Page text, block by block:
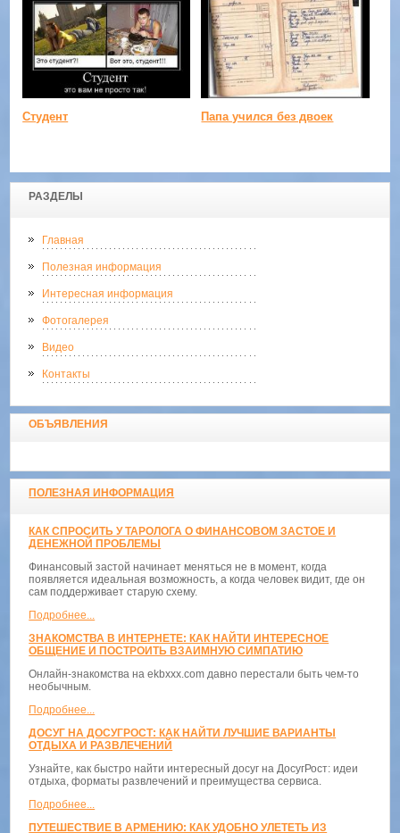
РАЗДЕЛЫ
Главная
Полезная информация
Интересная информация
Фотогалерея
Видео
Контакты
ОБЪЯВЛЕНИЯ
ПОЛЕЗНАЯ ИНФОРМАЦИЯ
КАК СПРОСИТЬ У ТАРОЛОГА О ФИНАНСОВОМ ЗАСТОЕ И
ДЕНЕЖНОЙ ПРОБЛЕМЫ
Финансовый застой начинает меняться не в момент, когда
появляется идеальная возможность, а когда человек видит, где он
сам поддерживает старую схему.
Подробнее...
ЗНАКОМСТВА В ИНТЕРНЕТЕ: КАК НАЙТИ ИНТЕРЕСНОЕ
ОБЩЕНИЕ И ПОСТРОИТЬ ВЗАИМНУЮ СИМПАТИЮ
Онлайн-знакомства на ekbxxx.com давно перестали быть чем-то
необычным.
Подробнее...
ДОСУГ НА ДОСУГРОСТ: КАК НАЙТИ ЛУЧШИЕ ВАРИАНТЫ
ОТДЫХА И РАЗВЛЕЧЕНИЙ
Узнайте, как быстро найти интересный досуг на ДосугРост: идеи
отдыха, форматы развлечений и преимущества сервиса.
Подробнее...
ПУТЕШЕСТВИЕ В АРМЕНИЮ: КАК УДОБНО УЛЕТЕТЬ ИЗ
Студент Папа учился без двоек